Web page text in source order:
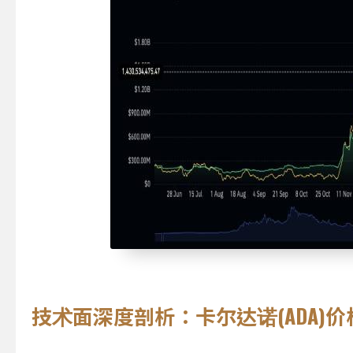
技术面深度剖析：卡尔达诺(ADA)